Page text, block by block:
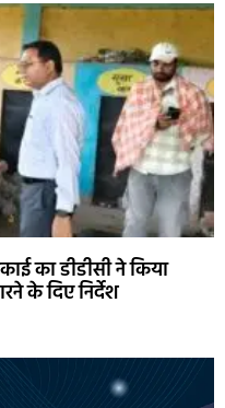
का डीडीसी ने किया
के दिए निर्देश